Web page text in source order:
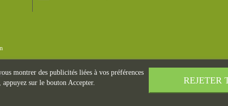
montrer des publicités liées à vos préférences
sur le bouton Accepter.
REJETER